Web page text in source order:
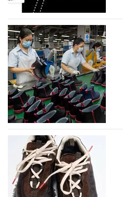
объединяющей разработку,
07.08.2026 342
На платформе Lamoda -
условия продвижения
дизайнерских марок
Российский маркетплейс
раздел для продажи
дизайнерских марок одежды,
Бренды также получат
06.08.2026 506
Объем мирового
2025 году практически
В 2025 году мировое
практически не изменилось,